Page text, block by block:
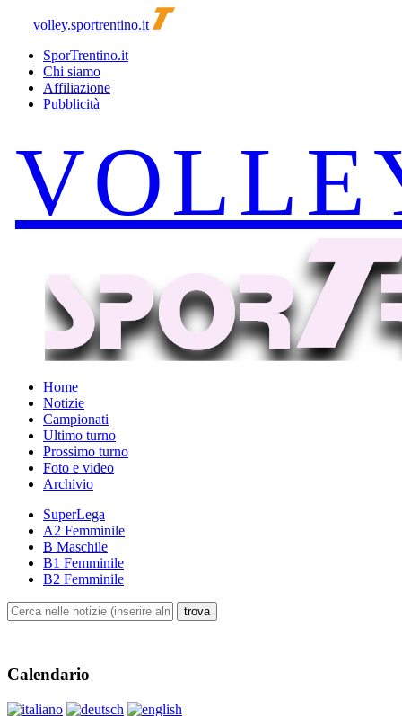
volley.sportrentino.it
SporTrentino.it
Chi siamo
Affiliazione
Pubblicità
Home
Notizie
Campionati
Ultimo turno
Prossimo turno
Foto e video
Archivio
SuperLega
A2 Femminile
B Maschile
B1 Femminile
B2 Femminile
Calendario